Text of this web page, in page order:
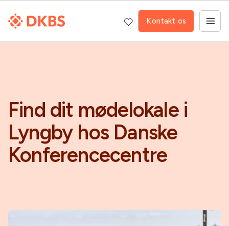
Kontakt os
Find dit mødelokale i
Lyngby hos Danske
Konferencecentre